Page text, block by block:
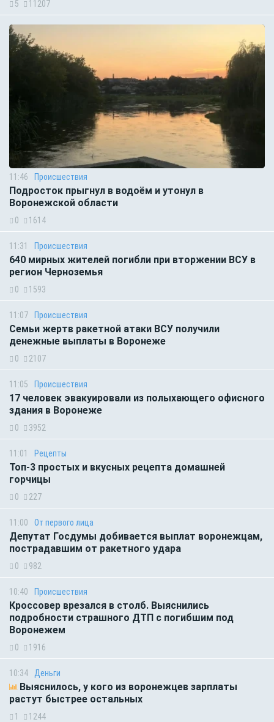
5 11207
11:46 Происшествия
Подросток прыгнул в водоём и утонул в
Воронежской области
0 1614
11:31 Происшествия
640 мирных жителей погибли при вторжении ВСУ в
регион Черноземья
0 1593
11:07 Происшествия
Семьи жертв ракетной атаки ВСУ получили
денежные выплаты в Воронеже
0 2107
11:05 Происшествия
17 человек эвакуировали из полыхающего офисного
здания в Воронеже
0 3952
11:01 Рецепты
Топ-3 простых и вкусных рецепта домашней
горчицы
0 227
11:00 От первого лица
Депутат Госдумы добивается выплат воронежцам,
пострадавшим от ракетного удара
0 982
10:40 Происшествия
Кроссовер врезался в столб. Выяснились
подробности страшного ДТП с погибшим под
Воронежем
0 1916
10:34 Деньги
Выяснилось, у кого из воронежцев зарплаты
растут быстрее остальных
1 1244